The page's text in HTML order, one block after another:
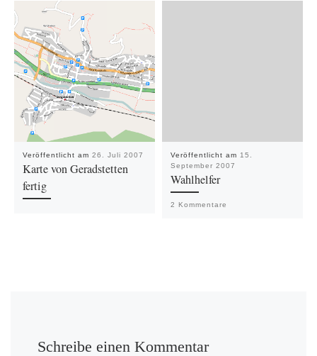
Veröffentlicht am 26. Juli 2007
Karte von Geradstetten
fertig
Veröffentlicht am 15.
September 2007
Wahlhelfer
2 Kommentare
Schreibe einen Kommentar